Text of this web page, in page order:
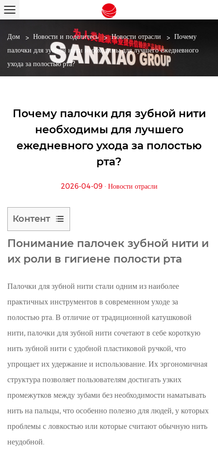
Дом / Новости и поделитесь / Новости отрасли / Почему
палочки для зубной нити необходимы для лучшего ежедневного
ухода за полостью рта?
Почему палочки для зубной нити
необходимы для лучшего
ежедневного ухода за полостью
рта?
2026-04-09 · Новости отрасли
Контент
1
Понимание
палочек
нити
роли
в
гигиене
полости
рта
Как
работают
зубные
нити
Понимание палочек зубной нити и
их роли в гигиене полости рта
Палочки для зубной нити стали одним из наиболее
практичных инструментов в современном уходе за
полостью рта. В отличие от традиционной катушковой
нити, палочки для зубной нити сочетают в себе короткую
нить зубной нити с удобной пластиковой ручкой, что
упрощает их удержание и использование. Их эргономичная
структура позволяет пользователям достигать узких
промежутков между зубами без необходимости наматывать
нить на пальцы, что особенно полезно для людей, у которых
проблемы с ловкостью или которые считают обычную нить
неудобной.